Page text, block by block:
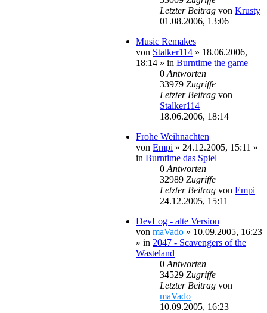
Letzter Beitrag von Krusty
01.08.2006, 13:06
Music Remakes
von Stalker114 » 18.06.2006,
18:14 » in Burntime the game
0 Antworten
33979 Zugriffe
Letzter Beitrag von
Stalker114
18.06.2006, 18:14
Frohe Weihnachten
von Empi » 24.12.2005, 15:11 »
in Burntime das Spiel
0 Antworten
32989 Zugriffe
Letzter Beitrag von Empi
24.12.2005, 15:11
DevLog - alte Version
von maVado » 10.09.2005, 16:23
» in 2047 - Scavengers of the
Wasteland
0 Antworten
34529 Zugriffe
Letzter Beitrag von
maVado
10.09.2005, 16:23